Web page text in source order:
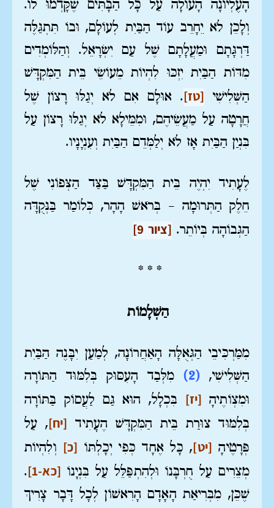
הָעֶלְיוֹנָה הָעוֹלָה עַל כָּל הַבָּתִּים שֶׁקָּדְמוּ לוֹ.
וְלָכֵן לֹא יֵחָרֵב עוֹד הַבַּיִת לְעוֹלָם, וּבוֹ תִּתְגַּלֶּה
דַּרְגָּתָם וּמַעֲלָתָם שֶׁל עַם יִשְׂרָאֵל. וְהַלּוֹמְדִים
מִדּוֹת הַבַּיִת יִזְכּוּ לִהְיוֹת מֵעוֹשֵׂי בֵּית הַמִּקְדָּשׁ
הַשְּׁלִישִׁי [טז]. אוּלָם אִם לֹא יְגַלּוּ רָצוֹן שֶׁל
חֲרָטָה עַל מַעֲשֵׂיהֶם, וּמִמֵּילָא לֹא יְגַלּוּ רָצוֹן עַל
בִּנְיַן הַבַּיִת אָז לֹא יְלַמְּדֵם הַבַּיִת וְעִנְיָנָיו.
לֶעָתִיד יִהְיֶה בֵּית הַמִּקְדָּשׁ בַּצַּד הַצְּפוֹנִי שֶׁל
חֵלֶק הַתְּרוּמָה – בְּרֹאשׁ הָהָר, כְּלוֹמַר בַּנְּקֻדָּה
הַגְּבוֹהָה בְּיוֹתֵר. [ציור 9]
* * *
הַשְׁלָמוֹת
מִמַּרְכִּיבֵי הַגְּאֻלָּה הָאַחֲרוֹנָה, לְמַעַן יִבָּנֶה הַבַּיִת
הַשְּׁלִישִׁי, (2)
מִלְּבַד הָעִסּוּק בְּלִמּוּד הַתּוֹרָה
וּמִצְוֹתֶיהָ [יז] בִּכְלָל, הוּא גַּם לַעֲסוֹק בַּתּוֹרָה
בְּלִמּוּד צוּרַת בֵּית הַמִּקְדָּשׁ הֶעָתִיד [יח], עַל
פְּרָטֶיהָ [יט], כָּל אֶחָד כְּפִי יְכָלְתּוֹ [כ] וְלִהְיוֹת
מְצֵרִים עַל חֻרְבָּנוֹ וּלְהִתְפַּלֵּל עַל בִּנְיָנוֹ [כא-1]
.
שֶׁכֵּן, מִבְּרִיאַת הָאָדָם הָרִאשׁוֹן לְכָל דָּבָר צָרִיךְ